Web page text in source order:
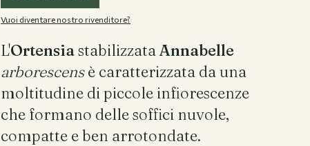
Vuoi diventare nostro rivenditore?
L'Ortensiastabilizzata Annabelle
arborescensè caratterizzata da una
moltitudine di piccole infiorescenze
che formano delle soffici nuvole,
compatte e ben arrotondate.